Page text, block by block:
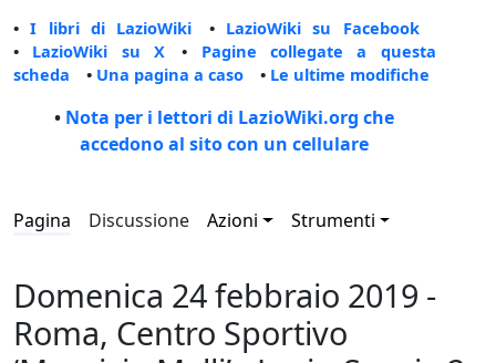
•I libri di LazioWiki • LazioWiki su Facebook
• LazioWiki su X • Pagine collegate a questa
scheda • Una pagina a caso • Le ultime modifiche
• Nota per i lettori di LazioWiki.org che
accedono al sito con un cellulare
Pagina Discussione Azioni Strumenti
Domenica 24 febbraio 2019 -
Roma, Centro Sportivo